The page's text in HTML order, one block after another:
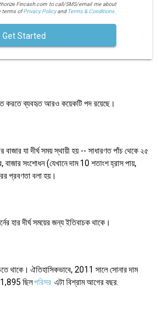
Fincash.com to call/SMS/email me about
terms ofPrivacy Policyand Terms & Conditions.
Get Started
করতে ব্যবহৃত আরও কয়েকটি পদ রয়েছে।
বাজার যা দীর্ঘ সময় স্থায়ী হয় -- সাধারণত পাঁচ থেকে ২৫
বাজার সংশোধন (যেখানে দাম 10 শতাংশ হ্রাস পায়,
প্রবণতা বলা হয়।
হার দীর্ঘ সময়ের জন্য ইতিবাচক থাকে।
থাকে। ঐতিহাসিকভাবে, 2011 সালে সোনার দাম
ছিলপরিসর এটা বিশ্রাম আগের বছর.